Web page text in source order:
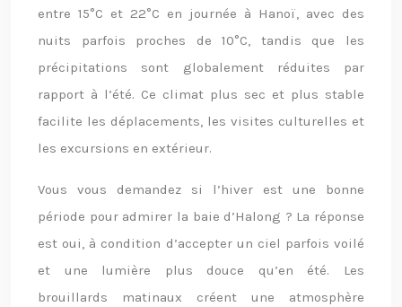
entre 15°C et 22°C en journée à Hanoï, avec des
nuits parfois proches de 10°C, tandis que les
précipitations sont globalement réduites par
rapport à l’été. Ce climat plus sec et plus stable
facilite les déplacements, les visites culturelles et
les excursions en extérieur.
Vous vous demandez si l’hiver est une bonne
période pour admirer la baie d’Halong ? La réponse
est oui, à condition d’accepter un ciel parfois voilé
et une lumière plus douce qu’en été. Les
brouillards matinaux créent une atmosphère